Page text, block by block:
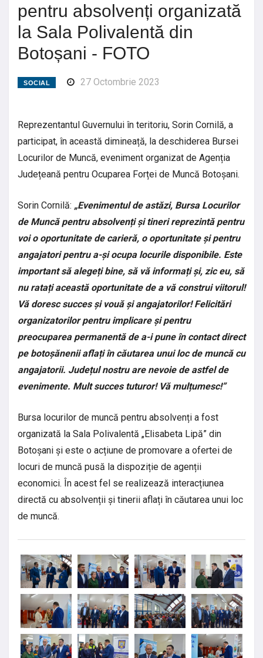
pentru absolvenți organizată
la Sala Polivalentă din
Botoșani - FOTO
SOCIAL 27 Octombrie 2023
Reprezentantul Guvernului în teritoriu, Sorin Cornilă, a
participat, în această dimineață, la deschiderea Bursei
Locurilor de Muncă, eveniment organizat de Agenția
Județeană pentru Ocuparea Forței de Muncă Botoșani.
Sorin Cornilă: „Evenimentul de astăzi, Bursa Locurilor
de Muncă pentru absolvenți și tineri reprezintă pentru
voi o oportunitate de carieră, o oportunitate și pentru
angajatori pentru a-și ocupa locurile disponibile. Este
important să alegeți bine, să vă informați și, zic eu, să
nu ratați această oportunitate de a vă construi viitorul!
Vă doresc succes și vouă și angajatorilor! Felicitări
organizatorilor pentru implicare și pentru
preocuparea permanentă de a-i pune în contact direct
pe botoșănenii aflați în căutarea unui loc de muncă cu
angajatorii. Județul nostru are nevoie de astfel de
evenimente. Mult succes tuturor! Vă mulțumesc!”
Bursa locurilor de muncă pentru absolvenți a fost
organizată la Sala Polivalentă „Elisabeta Lipă” din
Botoșani și este o acțiune de promovare a ofertei de
locuri de muncă pusă la dispoziție de agenții
economici. În acest fel se realizează interacțiunea
directă cu absolvenții și tinerii aflați în căutarea unui loc
de muncă.